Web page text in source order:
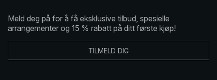
Meld deg på for å få eksklusive tilbud, spesielle
arrangementer og 15 % rabatt på ditt første kjøp!
TILMELD DIG